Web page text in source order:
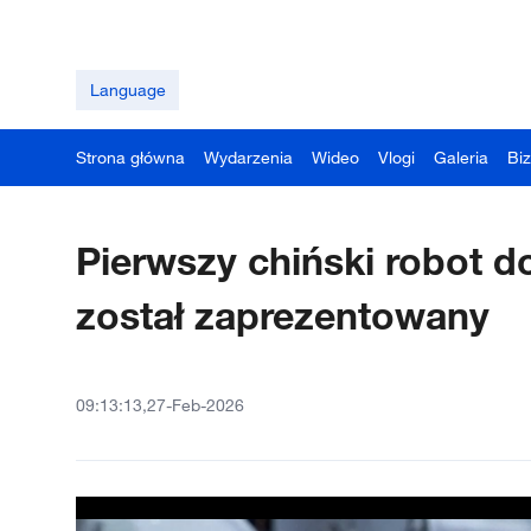
Language
Strona główna Wydarzenia Wideo Vlogi Galeria
Pierwszy chiński robot
został zaprezentowany
09:13:13,27-Feb-2026